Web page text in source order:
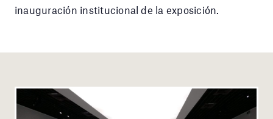
inauguración institucional de la exposición.